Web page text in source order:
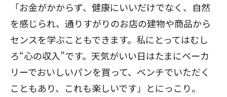
「お金がかからず、健康にいいだけでなく、自然
を感じられ、通りすがりのお店の建物や商品から
センスを学ぶこともできます。私にとってはむし
ろ“心の収入”です。天気がいい日はたまにベーカ
リーでおいしいパンを買って、ベンチでいただく
こともあり、これも楽しいです」とにっこり。